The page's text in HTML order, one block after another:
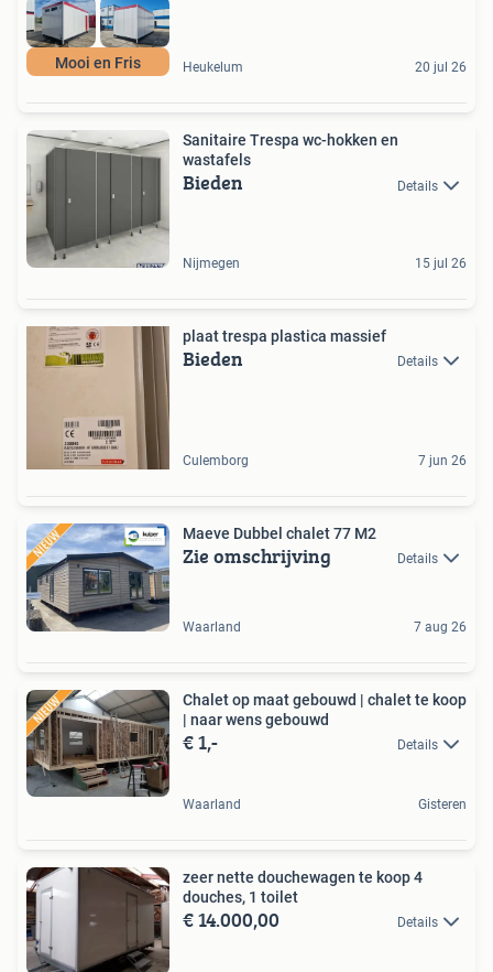
Mooi en Fris Heukelum 20 jul 26
Sanitaire Trespa wc-hokken en
wastafels
Bieden Details
Nijmegen 15 jul 26
plaat trespa plastica massief
Bieden Details
Culemborg 7 jun 26
Maeve Dubbel chalet 77 M2
Zie omschrijving Details
Waarland 7 aug 26
Chalet op maat gebouwd | chalet te koop
| naar wens gebouwd
€ 1,- Details
Waarland Gisteren
zeer nette douchewagen te koop 4
douches, 1 toilet
€ 14.000,00 Details